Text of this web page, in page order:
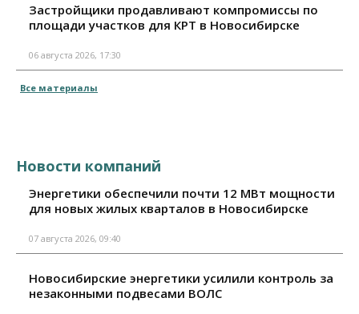
Застройщики продавливают компромиссы по
площади участков для КРТ в Новосибирске
06 августа 2026, 17:30
Все материалы
Новости компаний
Энергетики обеспечили почти 12 МВт мощности
для новых жилых кварталов в Новосибирске
07 августа 2026, 09:40
Новосибирские энергетики усилили контроль за
незаконными подвесами ВОЛС